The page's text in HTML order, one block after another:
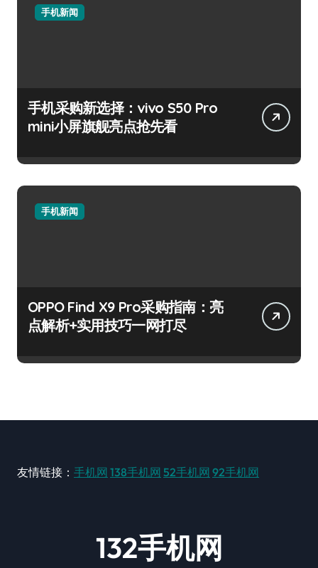
手机新闻
手机采购新选择：vivo S50 Pro
mini小屏旗舰亮点抢先看
手机新闻
OPPO Find X9 Pro采购指南：亮
点解析+实用技巧一网打尽
友情链接： 手机网 138手机网 52手机网 92手机网
132手机网